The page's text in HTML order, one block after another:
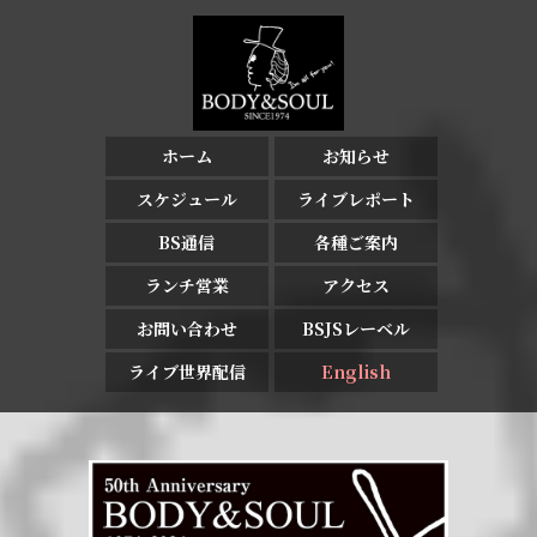
ホーム
お知らせ
スケジュール
ライブレポート
BS通信
各種ご案内
ランチ営業
アクセス
お問い合わせ
BSJSレーベル
ライブ世界配信
English